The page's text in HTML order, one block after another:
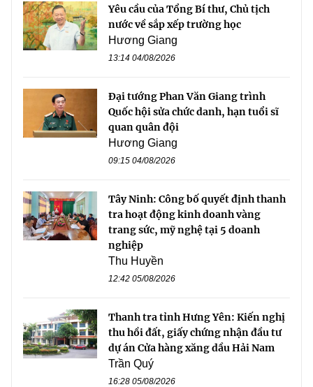
Yêu cầu của Tổng Bí thư, Chủ tịch
nước về sắp xếp trường học
Hương Giang
13:14 04/08/2026
Đại tướng Phan Văn Giang trình
Quốc hội sửa chức danh, hạn tuổi sĩ
quan quân đội
Hương Giang
09:15 04/08/2026
Tây Ninh: Công bố quyết định thanh
tra hoạt động kinh doanh vàng
trang sức, mỹ nghệ tại 5 doanh
nghiệp
Thu Huyền
12:42 05/08/2026
Thanh tra tỉnh Hưng Yên: Kiến nghị
thu hồi đất, giấy chứng nhận đầu tư
dự án Cửa hàng xăng dầu Hải Nam
Trần Quý
16:28 05/08/2026